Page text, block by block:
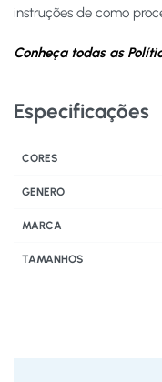
instruções de como
Conheça todas as
Especificações
CORES
GENERO
MARCA
TAMANHOS